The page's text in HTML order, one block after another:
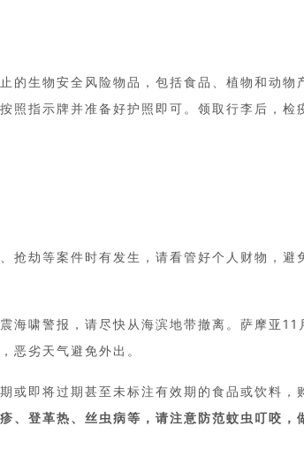
的生物安全风险物品，包括食品、植物和动物
照指示牌并准备好护照即可。领取行李后，检
抢劫等案件时有发生，请看管好个人财物，避
海啸警报，请尽快从海滨地带撤离。萨摩亚11
恶劣天气避免外出。
或即将过期甚至未标注有效期的食品或饮料，
、登革热、丝虫病等，请注意防范蚊虫叮咬，